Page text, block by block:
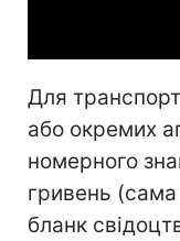
Для
або окремих
номерного
гривень
бланк